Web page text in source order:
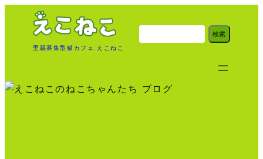
ッ
里親募集型猫カフェ えこねこ
検
索
検索